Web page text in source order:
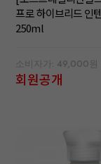
프로 하이브리드 인
250ml
소비자가: 49,000원
회원공개